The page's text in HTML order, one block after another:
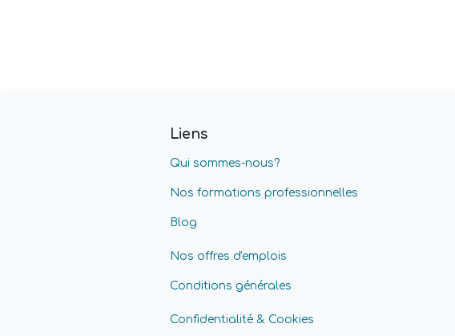
Liens
Qui sommes-nous?
Nos formations professionnelles
Blog
Nos offres d'emplois
Conditions générales
Confidentialité & Cookies